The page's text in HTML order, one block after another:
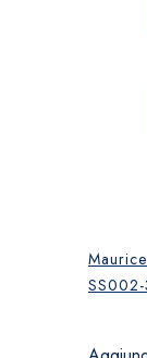
SS002-